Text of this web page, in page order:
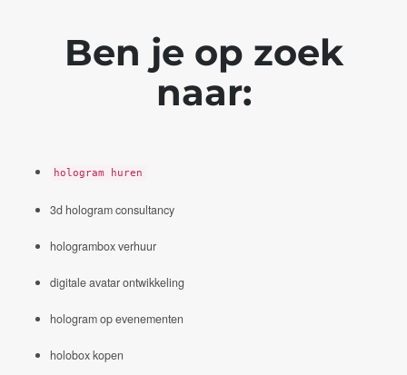
Ben je op zoek
naar:
hologram huren
3d hologram consultancy
hologrambox verhuur
digitale avatar ontwikkeling
hologram op evenementen
holobox kopen